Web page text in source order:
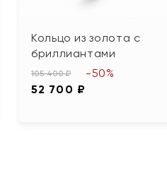
Кольцо из золота с
бриллиантами
105 400 ₽
52 700 ₽
-50%